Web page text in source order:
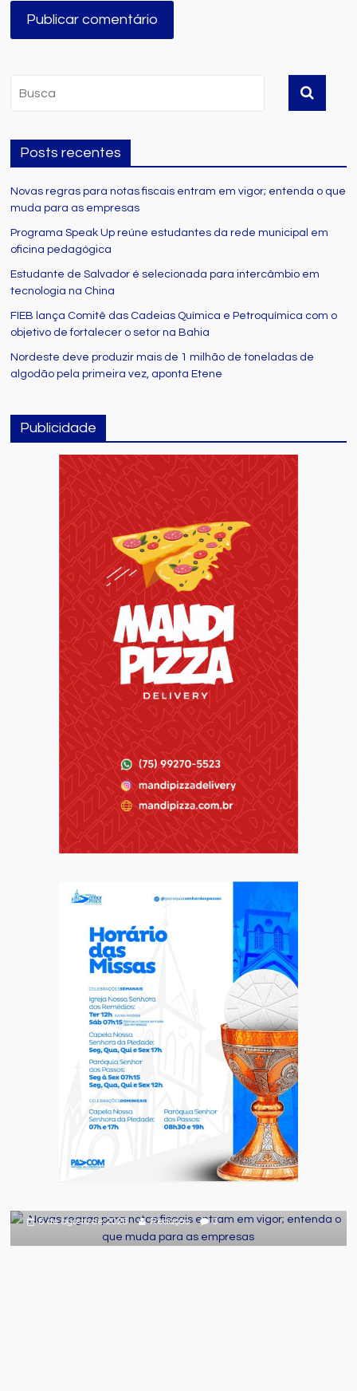
Posts recentes
Novas regras para notas fiscais entram em vigor; entenda o que
muda para as empresas
Programa Speak Up reúne estudantes da rede municipal em
oficina pedagógica
Estudante de Salvador é selecionada para intercâmbio em
tecnologia na China
FIEB lança Comitê das Cadeias Química e Petroquímica com o
objetivo de fortalecer o setor na Bahia
Nordeste deve produzir mais de 1 milhão de toneladas de
algodão pela primeira vez, aponta Etene
Publicidade
Novas regras para notas fiscais entram
em vigor; entenda o que muda para as
6 de agosto de 2026 Redação 0